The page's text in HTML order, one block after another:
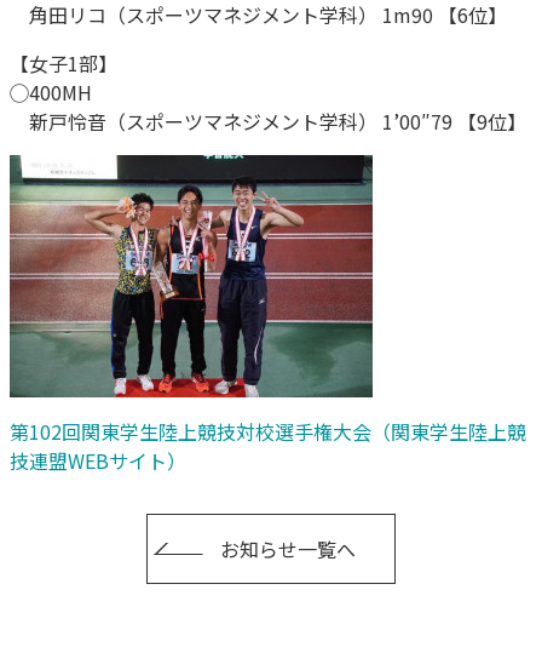
角田リコ（スポーツマネジメント学科） 1m90 【6位】
【女子1部】
◯400MH
新戸怜音（スポーツマネジメント学科） 1’00″79 【9位】
第102回関東学生陸上競技対校選手権大会（関東学生陸上競
技連盟WEBサイト）
お知らせ一覧へ